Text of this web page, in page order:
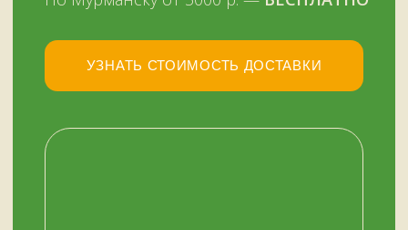
Звоните, пишите:
+7 (909) 563-11-00
WhatsApp
ВКонтакте